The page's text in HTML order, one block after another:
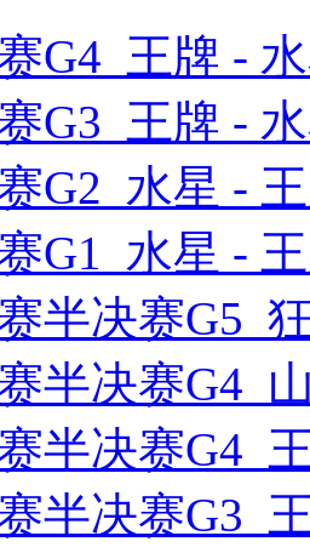
G4 王牌 -
G3 王牌 -
G2 水星 -
G1 水星 -
半决赛G5
半决赛G4
半决赛G4
半决赛G3